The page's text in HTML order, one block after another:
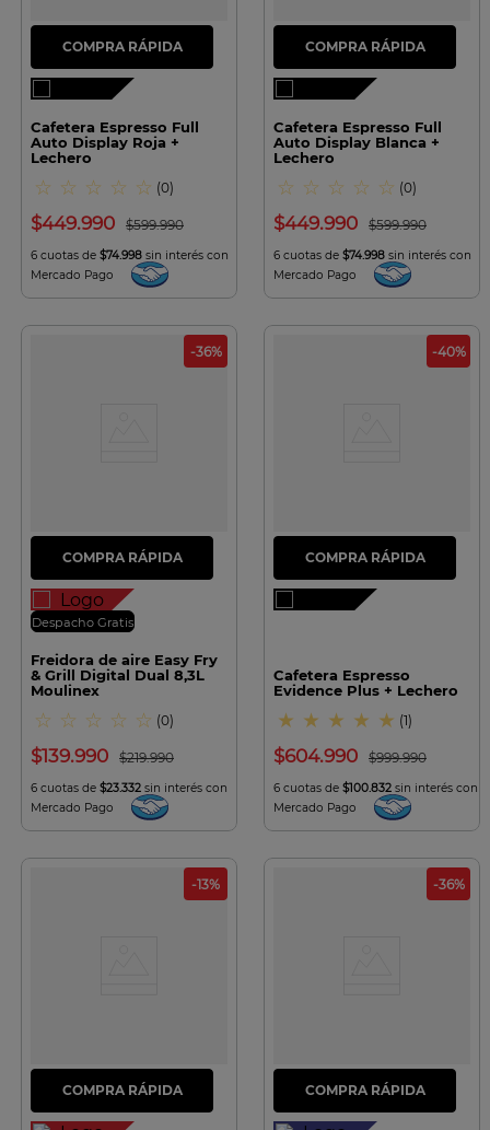
Cafetera Espresso Full
Auto Display Roja +
Lechero
☆ ☆ ☆ ☆ ☆ (0)
$599.990
$449.990
6 cuotas de $74.998 sin interés con
Mercado Pago
Cafetera Espresso Full
Auto Display Blanca +
Lechero
☆ ☆ ☆ ☆ ☆ (0)
$599.990
$449.990
6 cuotas de $74.998 sin interés con
Mercado Pago
-36%
Despacho Gratis
Freidora de aire Easy Fry
& Grill Digital Dual 8,3L
Moulinex
☆ ☆ ☆ ☆ ☆ (0)
$219.990
$139.990
6 cuotas de $23.332 sin interés con
Mercado Pago
-40%
Cafetera Espresso
Evidence Plus + Lechero
★ ★ ★ ★ ★ (1)
$999.990
$604.990
6 cuotas de $100.832 sin interés con
Mercado Pago
-13% -36%